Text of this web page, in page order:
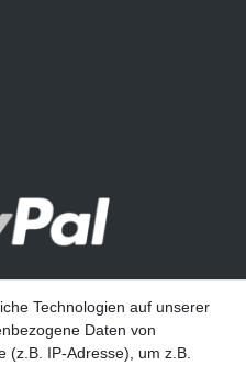
Technologien auf unserer
Daten von
(z.B. IP-Adresse), um z.B.